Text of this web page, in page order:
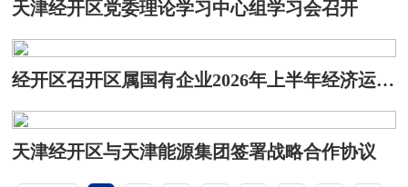
天津经开区党委理论学习中心组学习会召开
经开区召开区属国有企业2026年上半年经济运行分析会
天津经开区与天津能源集团签署战略合作协议